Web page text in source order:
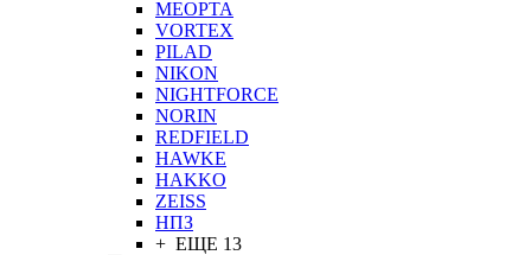
MEOPTA
VORTEX
PILAD
NIKON
NIGHTFORCE
NORIN
REDFIELD
HAWKE
HAKKO
ZEISS
НПЗ
+ ЕЩЕ 13